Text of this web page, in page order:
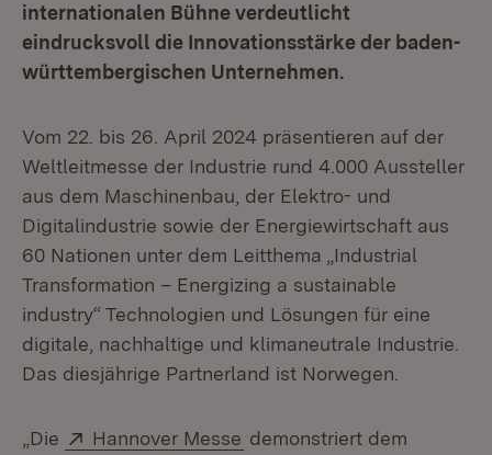
internationalen Bühne verdeutlicht
eindrucksvoll die Innovationsstärke der baden-
württembergischen Unternehmen.
Vom 22. bis 26. April 2024 präsentieren auf der
Weltleitmesse der Industrie rund 4.000 Aussteller
aus dem Maschinenbau, der Elektro- und
Digitalindustrie sowie der Energiewirtschaft aus
60 Nationen unter dem Leitthema „Industrial
Transformation – Energizing a sustainable
industry“ Technologien und Lösungen für eine
digitale, nachhaltige und klimaneutrale Industrie.
Das diesjährige Partnerland ist Norwegen.
„Die Extern:
Hannover Messe (Öffnet in neuem Fenster)
demonstriert dem